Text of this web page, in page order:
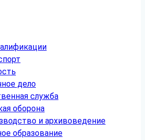
дело
служба
оборона
и архивоведение
образование